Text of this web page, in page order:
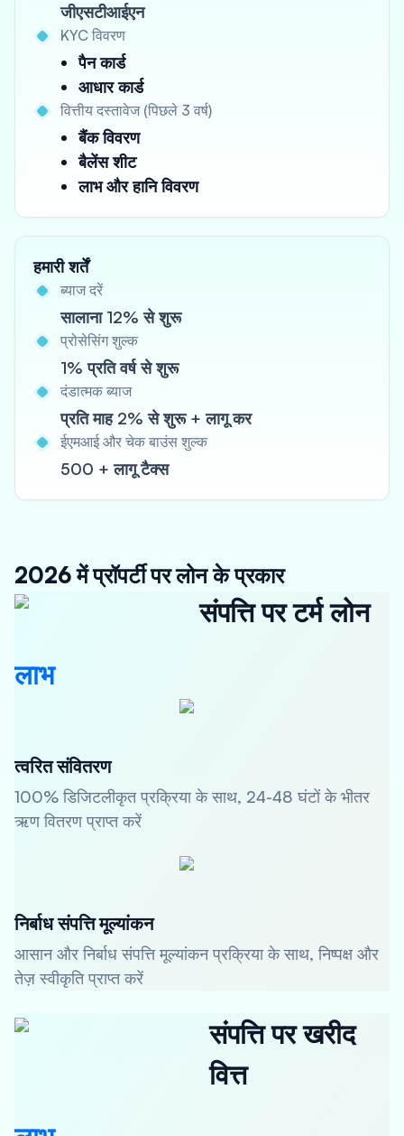
जीएसटीआईएन
KYC विवरण
पैन कार्ड
आधार कार्ड
वित्तीय दस्तावेज (पिछले 3 वर्ष)
बैंक विवरण
बैलेंस शीट
लाभ और हानि विवरण
हमारी शर्तें
ब्याज दरें
सालाना 12% से शुरू
प्रोसेसिंग शुल्क
1% प्रति वर्ष से शुरू
दंडात्मक ब्याज
प्रति माह 2% से शुरू + लागू कर
ईएमआई और चेक बाउंस शुल्क
500 + लागू टैक्स
2026 में प्रॉपर्टी पर लोन के प्रकार
संपत्ति पर टर्म लोन
लाभ
त्वरित संवितरण
100% डिजिटलीकृत प्रक्रिया के साथ, 24-48 घंटों के भीतर
ऋण वितरण प्राप्त करें
निर्बाध संपत्ति मूल्यांकन
आसान और निर्बाध संपत्ति मूल्यांकन प्रक्रिया के साथ, निष्पक्ष और
तेज़ स्वीकृति प्राप्त करें
संपत्ति पर खरीद
वित्त